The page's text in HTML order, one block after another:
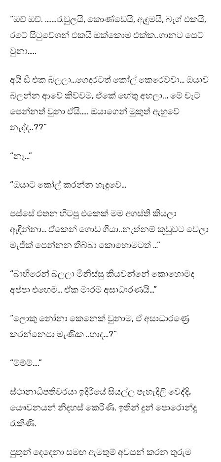
“ඔව් ඔව්. …….රැවුලයි, කොණ්ඩෙයි, ඇඳුමයි, බෑග් එකයි,
රටේ සිටුවේශන් එකයි ඔක්කොම එක්ක..ගානට සෙට්
වුනා…..
අයි ඩී එක බලලා…ගෙදරටත් කෝල් කෙරෙව්වා… ඔයාව
බලන්න ආවේ කිව්වම, ඒකේ හේතු අහලා.., මේ චැට්
පෙන්නත් වුනා ඒයි….. ඔයාගෙන් මුකුත් ඇහුවේ
නැද්ද..??”
“නෑ…”
“ඔයාට කෝල් කරන්න හැදුවේ…
පස්සේ එතන හිටපු එකෙක් මම අගස්ති කියලා
ඇඳින්නා… ඒකෙන් ගොඩ ගියා..නැත්නම් කූඩුවට වෙලා
මැජික් පෙන්නන තිබ්බා කොහොමටත් …”
“බාහිරෙන් බලලා මිනිස්සු කියවන්නේ කොහොමද
අප්පා එහෙම… ඒක මාරම අසාධාරණයි…”
“ලොකු නෝනා කෙනෙක් වුනාම, ඒ අසාධාරණ්‍රෙ
කරන්නෙපා මැණික ..හාද…?”
“ම්ම්ම්….”
ස්ථානාධිපතිවරයා ඉදිරියේ සියල්ල පැහැදිලි වෙද්දි,
යෞවනයන් නිදහස් කෙරිණි. ඉතින් දුන් පොරොන්දු
රැකිණි.
පුතුන් දෙදෙනා සමඟ ඇමතුම් අවසන් කරන තුරුම